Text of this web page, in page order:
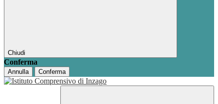
Chiudi
Conferma
Annulla Conferma